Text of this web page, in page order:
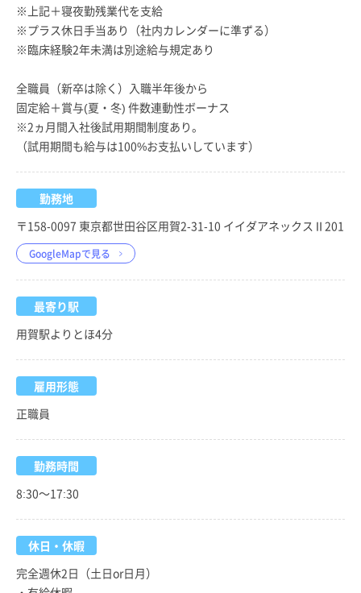
※上記＋寝夜勤残業代を支給
※プラス休日手当あり（社内カレンダーに準ずる）
※臨床経験2年未満は別途給与規定あり
全職員（新卒は除く）入職半年後から
固定給＋賞与(夏・冬) 件数連動性ボーナス
※2ヵ月間入社後試用期間制度あり。
（試用期間も給与は100%お支払いしています）
勤務地
〒158-0097 東京都世田谷区用賀2-31-10 イイダアネックスⅡ201
GoogleMapで見る
最寄り駅
用賀駅よりとほ4分
雇用形態
正職員
勤務時間
8:30～17:30
休日・休暇
完全週休2日（土日or日月）